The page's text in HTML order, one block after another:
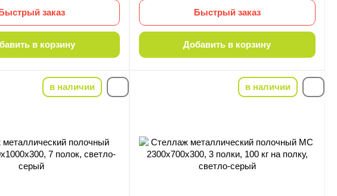
заказ
в корзину
Быстрый заказ
Добавить в корзину
в наличии в наличии